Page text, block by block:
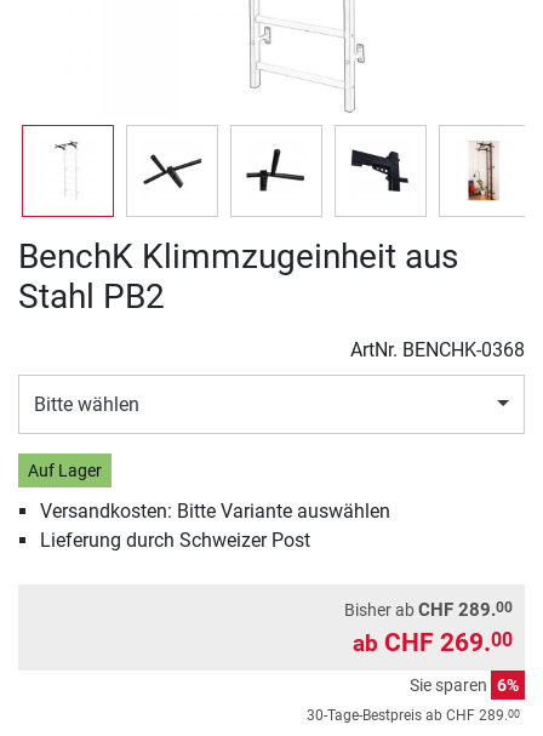
BenchK Klimmzugeinheit aus
Stahl PB2
ArtNr. BENCHK-0368
Bitte wählen
Auf Lager
Versandkosten: Bitte Variante auswählen
Lieferung durch Schweizer Post
Bisher abCHF 289.00
ab CHF 269.00
Sie sparen 6%
30-Tage-Bestpreis ab CHF 289.00